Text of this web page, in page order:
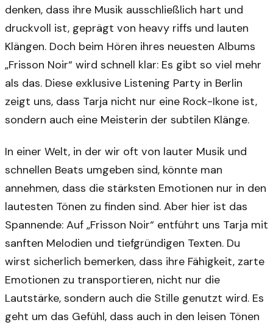
denken, dass ihre Musik ausschließlich hart und
druckvoll ist, geprägt von heavy riffs und lauten
Klängen. Doch beim Hören ihres neuesten Albums
„Frisson Noir“ wird schnell klar: Es gibt so viel mehr
als das. Diese exklusive Listening Party in Berlin
zeigt uns, dass Tarja nicht nur eine Rock-Ikone ist,
sondern auch eine Meisterin der subtilen Klänge.
In einer Welt, in der wir oft von lauter Musik und
schnellen Beats umgeben sind, könnte man
annehmen, dass die stärksten Emotionen nur in den
lautesten Tönen zu finden sind. Aber hier ist das
Spannende: Auf „Frisson Noir“ entführt uns Tarja mit
sanften Melodien und tiefgründigen Texten. Du
wirst sicherlich bemerken, dass ihre Fähigkeit, zarte
Emotionen zu transportieren, nicht nur die
Lautstärke, sondern auch die Stille genutzt wird. Es
geht um das Gefühl, dass auch in den leisen Tönen